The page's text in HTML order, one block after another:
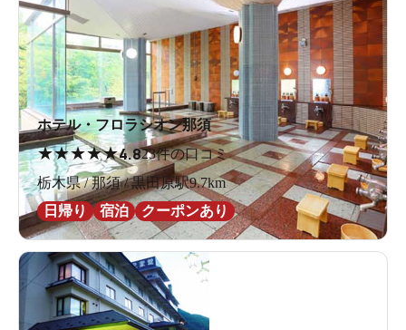
ホテル・フロラシオン那須
★★★★★4.823件の口コミ
栃木県 / 那須 / 黒田原駅9.7km
日帰り
宿泊 クーポンあり